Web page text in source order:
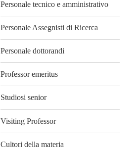
Personale tecnico e amministrativo
Personale Assegnisti di Ricerca
Personale dottorandi
Professor emeritus
Studiosi senior
Visiting Professor
Cultori della materia